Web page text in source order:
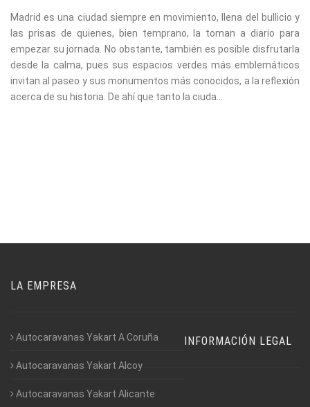
Madrid es una ciudad siempre en movimiento, llena del bullicio y
las prisas de quienes, bien temprano, la toman a diario para
empezar su jornada. No obstante, también es posible disfrutarla
desde la calma, pues sus espacios verdes más emblemáticos
invitan al paseo y sus monumentos más conocidos, a la reflexión
acerca de su historia. De ahí que tanto la ciuda...
LA EMPRESA
Autocaravanas Yakart A Coruña
Autocaravanas Yakart Alcoy
Autocaravanas Yakart Alicante
INFORMACIÓN LEGAL